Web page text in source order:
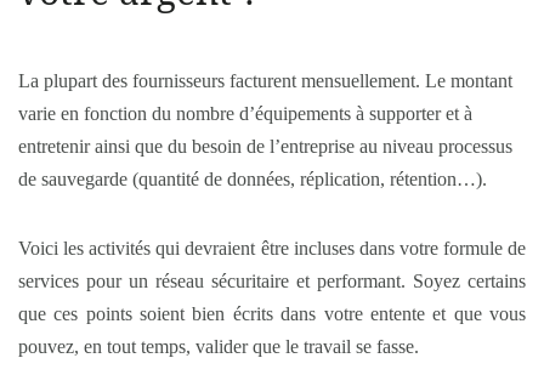
La plupart des fournisseurs facturent mensuellement. Le montant
varie en fonction du nombre d’équipements à supporter et à
entretenir ainsi que du besoin de l’entreprise au niveau processus
de sauvegarde (quantité de données, réplication, rétention…).
Voici les activités qui devraient être incluses dans votre formule de
services pour un réseau sécuritaire et performant. Soyez certains
que ces points soient bien écrits dans votre entente et que vous
pouvez, en tout temps, valider que le travail se fasse.